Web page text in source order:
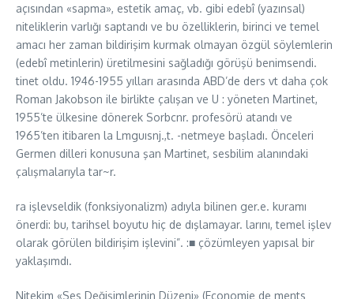
açısından «sapma», estetik amaç, vb. gibi edebî (yazınsal)
niteliklerin varlığı saptandı ve bu özelliklerin, birinci ve temel
amacı her zaman bildirişim kurmak olmayan özgül söylemlerin
(edebî metinlerin) üretilmesini sağladığı görüşü benimsendi.
tinet oldu. 1946-1955 yılları arasında ABD’de ders vt daha çok
Roman Jakobson ile birlikte çalışan ve U : yöneten Martinet,
1955’te ülkesine dönerek Sorbcnr. profesörü atandı ve
1965’ten itibaren la Lmguısnj.,t. -netmeye başladı. Önceleri
Germen dilleri konusuna şan Martinet, sesbilim alanındaki
çalışmalarıyla tar~r.
ra işlevseldik (fonksiyonalizm) adıyla bilinen ger.e. kuramı
önerdi: bu, tarihsel boyutu hiç de dışlamayar. larını, temel işlev
olarak görülen bildirişim işlevini”. :■ çözümleyen yapısal bir
yaklaşımdı.
Nitekim «Ses Değişimlerinin Düzeni» (Economie de ments